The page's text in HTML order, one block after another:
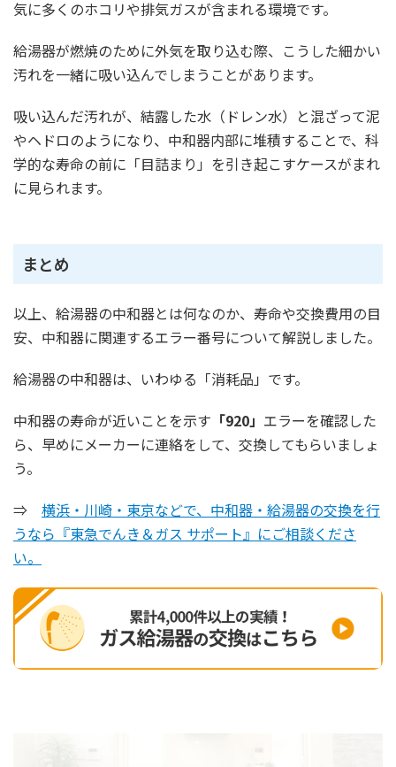
気に多くのホコリや排気ガスが含まれる環境です。
給湯器が燃焼のために外気を取り込む際、こうした細かい
汚れを一緒に吸い込んでしまうことがあります。
吸い込んだ汚れが、結露した水（ドレン水）と混ざって泥
やヘドロのようになり、中和器内部に堆積することで、科
学的な寿命の前に「目詰まり」を引き起こすケースがまれ
に見られます。
まとめ
以上、給湯器の中和器とは何なのか、寿命や交換費用の目
安、中和器に関連するエラー番号について解説しました。
給湯器の中和器は、いわゆる「消耗品」です。
中和器の寿命が近いことを示す 「920」 エラーを確認した
ら、早めにメーカーに連絡をして、交換してもらいましょ
う。
⇒ 横浜・川崎・東京などで、中和器・給湯器の交換を行
うなら『東急でんき＆ガス サポート』にご相談くださ
い。